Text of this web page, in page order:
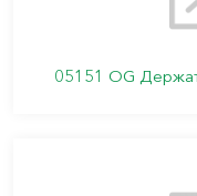
05151 ОG